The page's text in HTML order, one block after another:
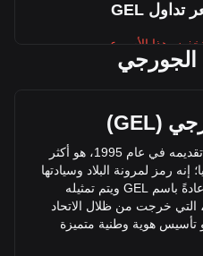
سعر السوق الحالي لعملة Shiba Inu يبلغ
التوفر السوقي لـ 7,094,384,218.44GEL ₾ بناءً على حجم تداول
(1,001,747.07GEL ₾) خلال الـ ٢٤ ساعة الأخيرة. بلغ حجم تداول
الجورجي
(
GEL
)
)، الذي تم تقديمه في عام 1995، هو أكثر
رمز لمرونة البلاد وسيادتها
باسم
GEL ويتم تمثيله
التي خرجت من ظلال الاتحاد
تأسيس هوية وطنية متميزة